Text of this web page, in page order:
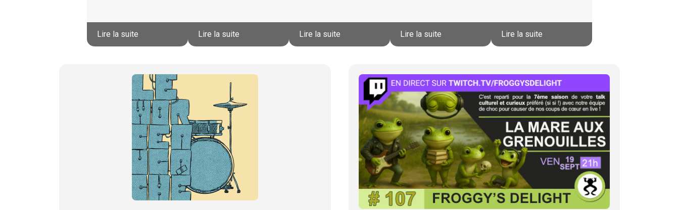
Lire la suite Lire la suite Lire la suite Lire la suite Lire la suite